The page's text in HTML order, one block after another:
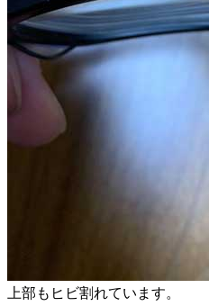
上部もヒビ割れています。